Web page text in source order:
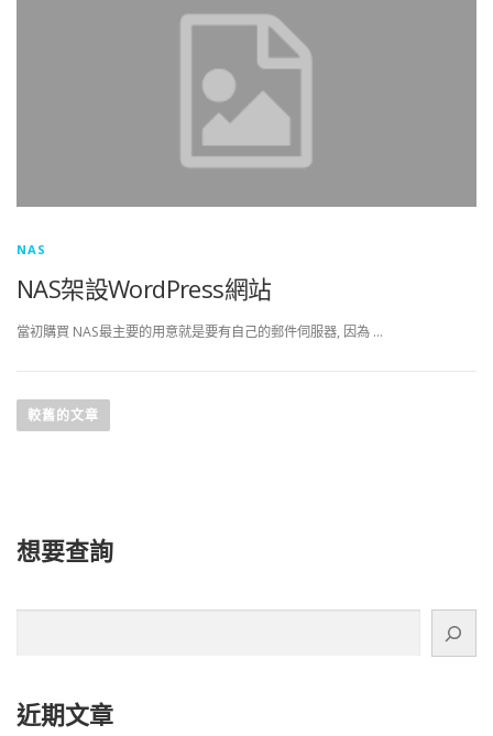
NAS
NAS架設WordPress網站
當初購買 NAS最主要的用意就是要有自己的郵件伺服器, 因為 …
章
較舊的文章
想要查詢
近期文章